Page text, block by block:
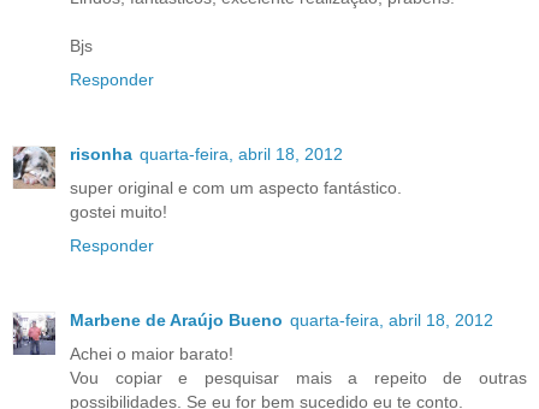
Bjs
Responder
risonha quarta-feira, abril 18, 2012
super original e com um aspecto fantástico.
gostei muito!
Responder
Marbene de Araújo Bueno quarta-feira, abril 18, 2012
Achei o maior barato!
Vou copiar e pesquisar mais a repeito de outras
possibilidades. Se eu for bem sucedido eu te conto.